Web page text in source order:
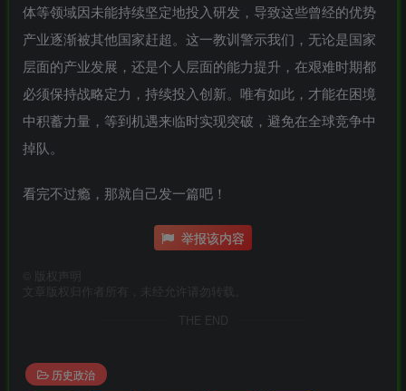
体等领域因未能持续坚定地投入研发，导致这些曾经的优势
产业逐渐被其他国家赶超。这一教训警示我们，无论是国家
层面的产业发展，还是个人层面的能力提升，在艰难时期都
必须保持战略定力，持续投入创新。唯有如此，才能在困境
中积蓄力量，等到机遇来临时实现突破，避免在全球竞争中
掉队。
看完不过瘾，那就自己发一篇吧！
举报该内容
版权声明
文章版权归作者所有，未经允许请勿转载。
THE END
历史政治